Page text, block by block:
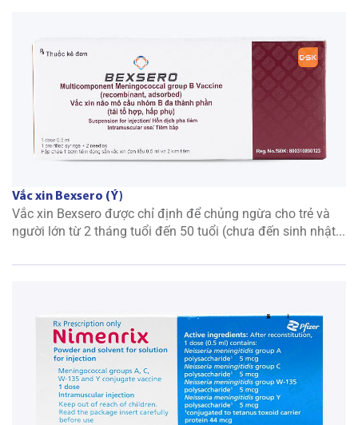
Vắc xin Bexsero (Ý)
Vắc xin Bexsero được chỉ định để chủng ngừa cho trẻ và
người lớn từ 2 tháng tuổi đến 50 tuổi (chưa đến sinh nhật...